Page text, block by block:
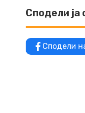
Сподели ја
Сподели